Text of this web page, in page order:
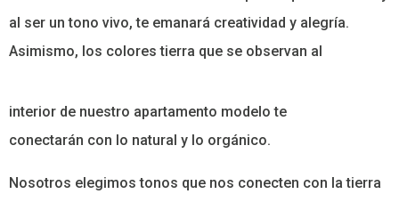
al ser un tono vivo, te emanará creatividad y alegría.
Asimismo, los colores tierra que se observan al
interior de nuestro apartamento modelo te
conectarán con lo natural y lo orgánico.
Nosotros elegimos tonos que nos conecten con la tierra